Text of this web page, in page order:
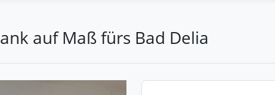
auf Maß fürs Bad Delia